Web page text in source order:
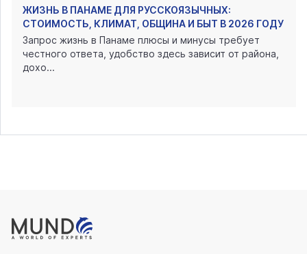
ЖИЗНЬ В ПАНАМЕ ДЛЯ РУССКОЯЗЫЧНЫХ:
СТОИМОСТЬ, КЛИМАТ, ОБЩИНА И БЫТ В 2026 ГОДУ
Запрос жизнь в Панаме плюсы и минусы требует
честного ответа, удобство здесь зависит от района,
дохо...